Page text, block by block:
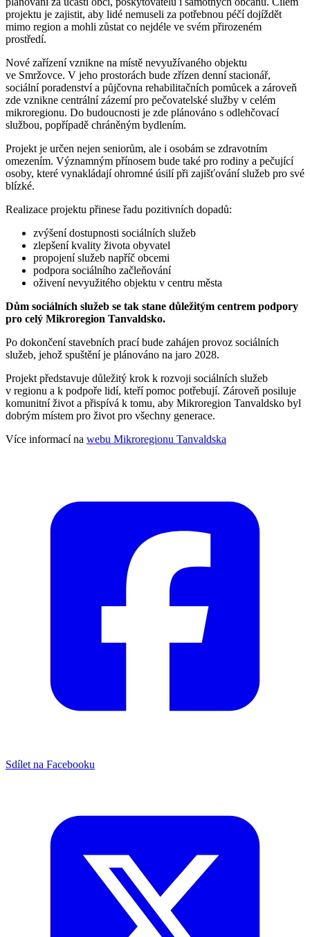
projektu je zajistit, aby lidé nemuseli za potřebnou péčí dojíždět
mimo region a mohli zůstat co nejdéle ve svém přirozeném
prostředí.
Nové zařízení vznikne na místě nevyužívaného objektu
ve Smržovce. V jeho prostorách bude zřízen denní stacionář,
sociální poradenství a půjčovna rehabilitačních pomůcek a zároveň
zde vznikne centrální zázemí pro pečovatelské služby v celém
mikroregionu. Do budoucnosti je zde plánováno s odlehčovací
službou, popřípadě chráněným bydlením.
Projekt je určen nejen seniorům, ale i osobám se zdravotním
omezením. Významným přínosem bude také pro rodiny a pečující
osoby, které vynakládají ohromné úsilí při zajišťování služeb pro své
blízké.
Realizace projektu přinese řadu pozitivních dopadů:
zvýšení dostupnosti sociálních služeb
zlepšení kvality života obyvatel
propojení služeb napříč obcemi
podpora sociálního začleňování
oživení nevyužitého objektu v centru města
Dům sociálních služeb se tak stane důležitým centrem podpory
pro celý Mikroregion Tanvaldsko.
Po dokončení stavebních prací bude zahájen provoz sociálních
služeb, jehož spuštění je plánováno na jaro 2028.
Projekt představuje důležitý krok k rozvoji sociálních služeb
v regionu a k podpoře lidí, kteří pomoc potřebují. Zároveň posiluje
komunitní život a přispívá k tomu, aby Mikroregion Tanvaldsko byl
dobrým místem pro život pro všechny generace.
Více informací na webu Mikroregionu Tanvaldska
Sdílet na Facebooku